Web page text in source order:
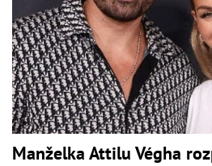
Manželka Attilu Végha